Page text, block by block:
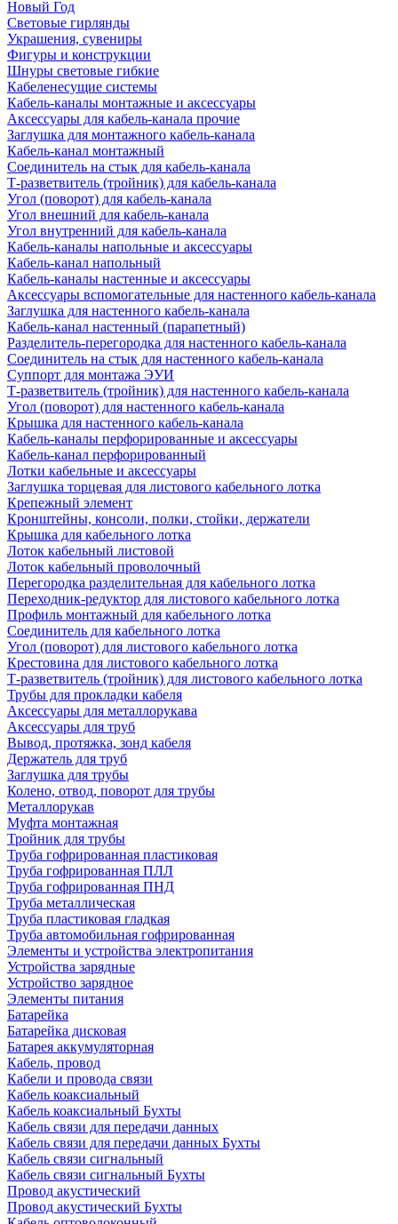
Новый Год
Световые гирлянды
Украшения, сувениры
Фигуры и конструкции
Шнуры световые гибкие
Кабеленесущие системы
Кабель-каналы монтажные и аксессуары
Аксессуары для кабель-канала прочие
Заглушка для монтажного кабель-канала
Кабель-канал монтажный
Соединитель на стык для кабель-канала
Т-разветвитель (тройник) для кабель-канала
Угол (поворот) для кабель-канала
Угол внешний для кабель-канала
Угол внутренний для кабель-канала
Кабель-каналы напольные и аксессуары
Кабель-канал напольный
Кабель-каналы настенные и аксессуары
Аксессуары вспомогательные для настенного кабель-канала
Заглушка для настенного кабель-канала
Кабель-канал настенный (парапетный)
Разделитель-перегородка для настенного кабель-канала
Соединитель на стык для настенного кабель-канала
Суппорт для монтажа ЭУИ
Т-разветвитель (тройник) для настенного кабель-канала
Угол (поворот) для настенного кабель-канала
Крышка для настенного кабель-канала
Кабель-каналы перфорированные и аксессуары
Кабель-канал перфорированный
Лотки кабельные и аксессуары
Заглушка торцевая для листового кабельного лотка
Крепежный элемент
Кронштейны, консоли, полки, стойки, держатели
Крышка для кабельного лотка
Лоток кабельный листовой
Лоток кабельный проволочный
Перегородка разделительная для кабельного лотка
Переходник-редуктор для листового кабельного лотка
Профиль монтажный для кабельного лотка
Соединитель для кабельного лотка
Угол (поворот) для листового кабельного лотка
Крестовина для листового кабельного лотка
Т-разветвитель (тройник) для листового кабельного лотка
Трубы для прокладки кабеля
Аксессуары для металлорукава
Аксессуары для труб
Вывод, протяжка, зонд кабеля
Держатель для труб
Заглушка для трубы
Колено, отвод, поворот для трубы
Металлорукав
Муфта монтажная
Тройник для трубы
Труба гофрированная пластиковая
Труба гофрированная ПЛЛ
Труба гофрированная ПНД
Труба металлическая
Труба пластиковая гладкая
Труба автомобильная гофрированная
Элементы и устройства электропитания
Устройства зарядные
Устройство зарядное
Элементы питания
Батарейка
Батарейка дисковая
Батарея аккумуляторная
Кабель, провод
Кабели и провода связи
Кабель коаксиальный
Кабель коаксиальный Бухты
Кабель связи для передачи данных
Кабель связи для передачи данных Бухты
Кабель связи сигнальный
Кабель связи сигнальный Бухты
Провод акустический
Провод акустический Бухты